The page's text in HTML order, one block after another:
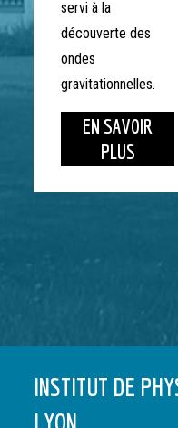
servi à la
découverte des
ondes
gravitationnelles.
EN SAVOIR
PLUS
INSTITUT DE